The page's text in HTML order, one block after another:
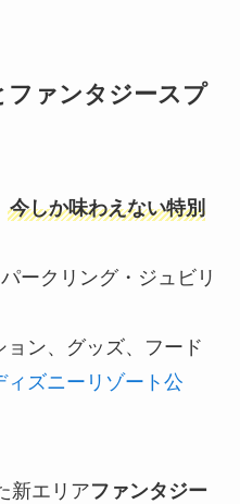
ファンタジースプ
今しか味わえない特別
ークリング・ジュビリ
ン、グッズ、フード
ィズニーリゾート公
新エリアファンタジー